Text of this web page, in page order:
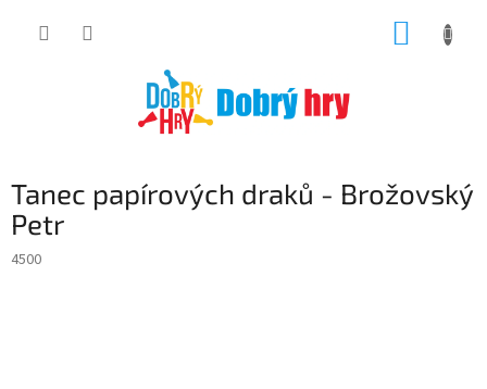
Tanec papírových draků - Brožovský
Petr
4500